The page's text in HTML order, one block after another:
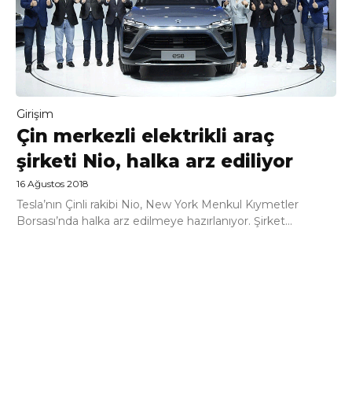
Girişim
Çin merkezli elektrikli araç
şirketi Nio, halka arz ediliyor
16 Ağustos 2018
Tesla’nın Çinli rakibi Nio, New York Menkul Kıymetler
Borsası’nda halka arz edilmeye hazırlanıyor. Şirket...